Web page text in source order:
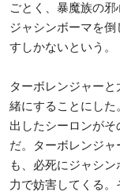
ごとく、暴魔族の
ジャシンボーマを
すしかないという。
ターボレンジャー
緒にすることにし
出したシーロンが
だ。ターボレンジ
も、必死にジャシ
力で妨害してくる